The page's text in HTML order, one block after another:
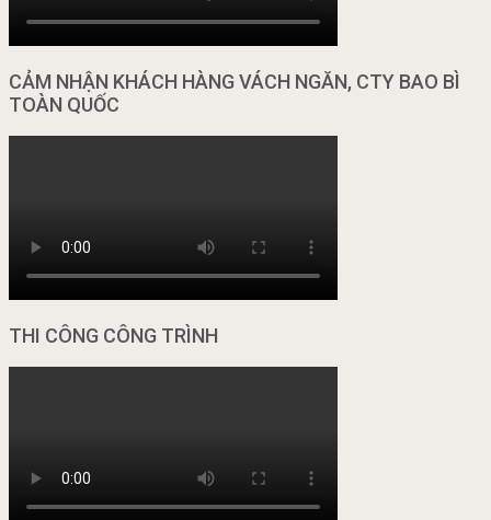
CẢM NHẬN KHÁCH HÀNG VÁCH NGĂN, CTY BAO BÌ
TOÀN QUỐC
THI CÔNG CÔNG TRÌNH